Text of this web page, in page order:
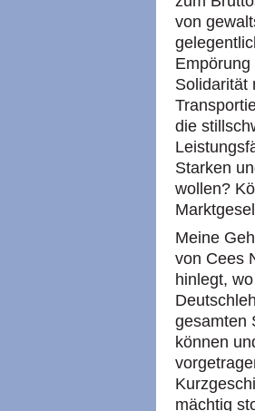
von
Solidarität
die
Starken
wollen?
Meine
von Cees
hinlegt,
gesamten
können
mächtig